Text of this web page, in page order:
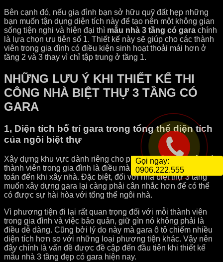
Bên cạnh đó, nếu gia đình bạn sở hữu quỹ đất hẹp những
bạn muốn tận dụng diện tích này để tạo nên một không gian
sống tiện nghi và hiện đại thì mẫu nhà 3 tầng có gara chính
là lựa chọn ưu tiên số 1. Thiết kế này sẽ giúp cho các thành
viên trong gia đình có điều kiện sinh hoạt thoải mái hơn ở
tầng 2 và 3 thay vì chỉ tập trung ở tầng 1.
NHỮNG LƯU Ý KHI THIẾT KẾ THI
CÔNG NHÀ BIỆT THỰ 3 TẦNG CÓ
GARA
1, Diện tích bố trí gara trong tổng thể diện tích
của ngôi biệt thự
Xây dựng khu vực dành riêng cho phương tiện đi lại của các
thành viên trong gia đình là điều mà nhiều gia chủ phải tính
toán đến khi xây nhà. Đặc biệt, đối với nhà biệt thự 3 tầng
muốn xây dựng gara lại càng phải cân nhắc hơn để có thể
có được sự hài hòa với tổng thể ngôi nhà.
Vì phương tiện đi lại rất quan trọng đối với mỗi thành viên
trong gia đình và việc bảo quản, giữ gìn nó không phải là
điều dễ dàng. Cũng bởi lý do này mà gara ô tô chiếm nhiều
diện tích hơn so với những loại phương tiện khác. Vậy nên
đây chính là vấn đề được đề cập đến đầu tiên khi thiết kế
mẫu nhà 3 tầng đẹp có gara hiện nay.
Gọi ngay:
0906.222.555